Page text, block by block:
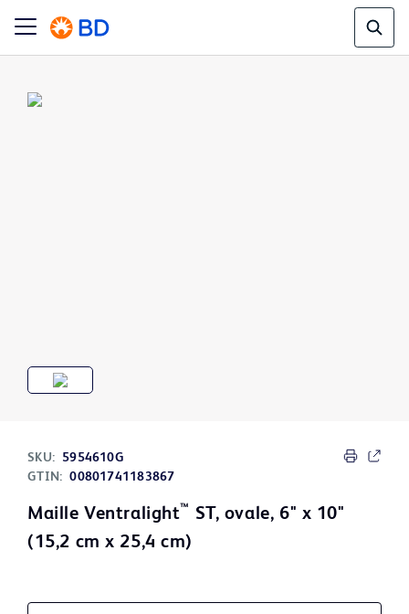
SKU:
5954610G
GTIN: 00801741183867
Maille Ventralight™ ST, ovale, 6" x 10"
(15,2 cm x 25,4 cm)